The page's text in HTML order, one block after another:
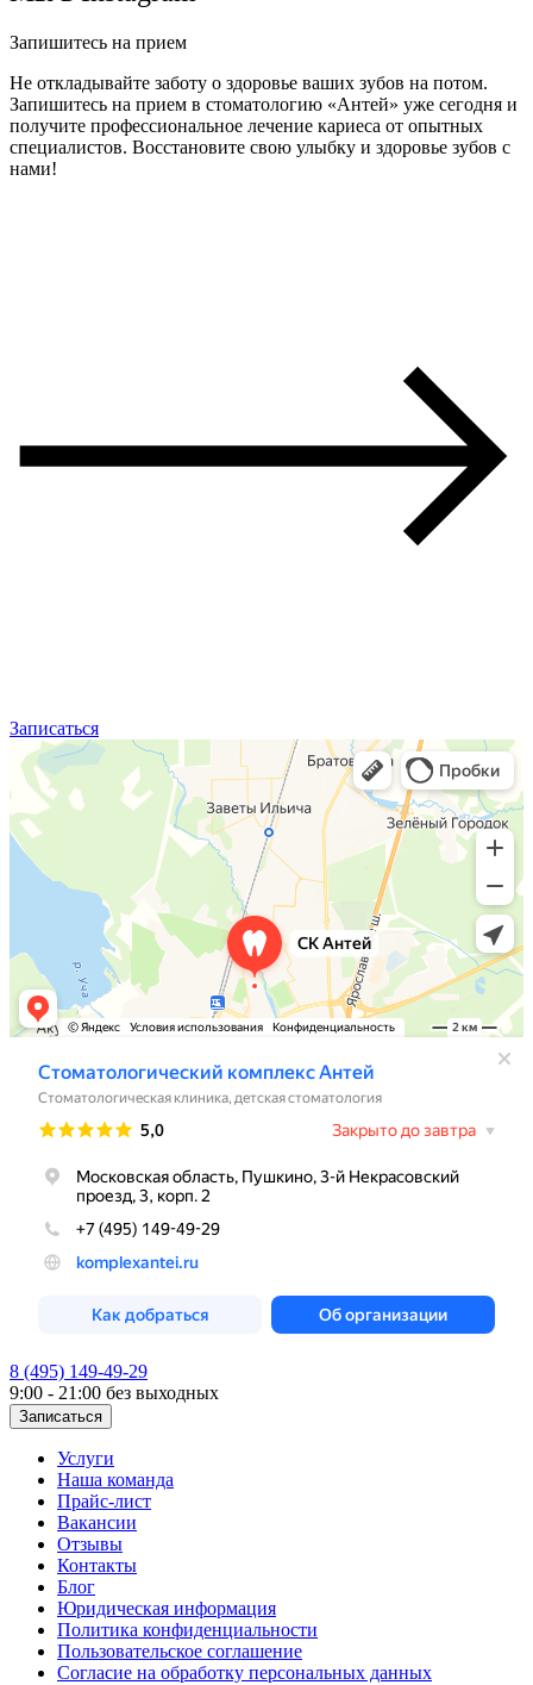
Запишитесь на прием
Не откладывайте заботу о здоровье ваших зубов на потом.
Запишитесь на прием в стоматологию «Антей» уже сегодня и
получите профессиональное лечение кариеса от опытных
специалистов. Восстановите свою улыбку и здоровье зубов с
нами!
Записаться
8 (495) 149-49-29
9:00 - 21:00 без выходных
Записаться
Услуги
Наша команда
Прайс-лист
Вакансии
Отзывы
Контакты
Блог
Юридическая информация
Политика конфиденциальности
Пользовательское соглашение
Согласие на обработку персональных данных